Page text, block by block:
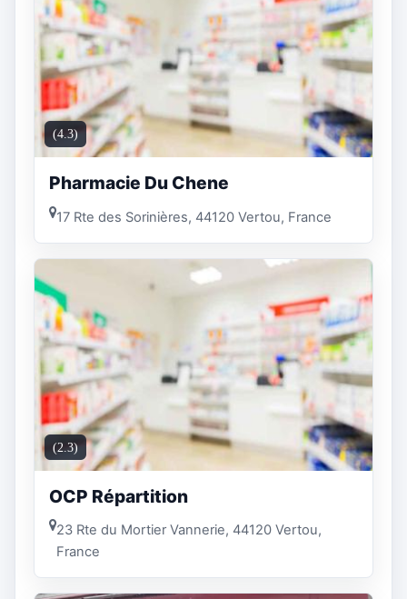
(4.3)
Pharmacie Du Chene
17 Rte des Sorinières, 44120 Vertou, France
(2.3)
OCP Répartition
23 Rte du Mortier Vannerie, 44120 Vertou,
France